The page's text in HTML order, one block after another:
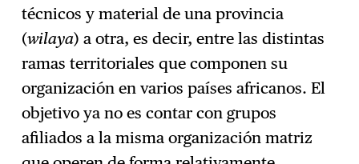
técnicos y material de una provincia
(wilaya) a otra, es decir, entre las distintas
ramas territoriales que componen su
organización en varios países africanos. El
objetivo ya no es contar con grupos
afiliados a la misma organización matriz